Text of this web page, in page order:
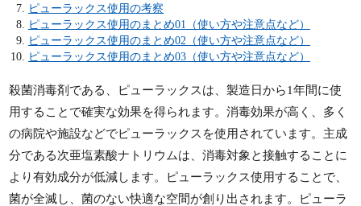
ピューラックス使用の考察
ピューラックス使用のまとめ01（使い方や注意点など）
ピューラックス使用のまとめ02（使い方や注意点など）
ピューラックス使用のまとめ03（使い方や注意点など）
殺菌消毒剤である、ピューラックスは、製造日から1年間に使
用することで確実な効果を得られます。消毒効果が高く、多く
の病院や施設などでピューラックスを使用されています。主成
分である次亜塩素酸ナトリウムは、消毒対象と接触することに
より有効成分が低減します。ピューラックス使用することで、
菌が全滅し、菌のない快適な空間が創り出されます。ピューラ